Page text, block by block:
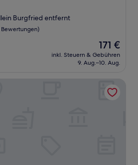
Burgfried entfernt
Bewertungen)
Der
Preis
beträgt
171 €
inkl. Steuern & Gebühren
9. Aug.–10. Aug.
- SELF CHECK-IN - Apartments